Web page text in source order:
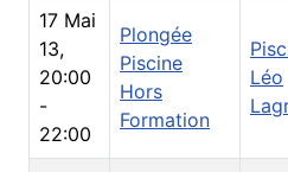
17 Mai
13,
20:00
-
22:00
Plongée
Piscine
Hors
Formation
Léo